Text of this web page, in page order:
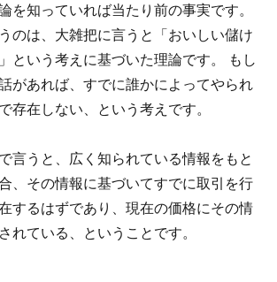
を知っていれば当たり前の事実です。
のは、大雑把に言うと「おいしい儲け
という考えに基づいた理論です。 もし
があれば、すでに誰かによってやられ
存在しない、という考えです。
言うと、広く知られている情報をもと
、その情報に基づいてすでに取引を行
するはずであり、現在の価格にその情
れている、ということです。